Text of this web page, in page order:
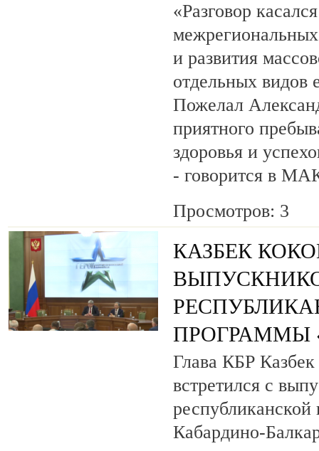
«Разговор
и развития
отдельных видов
Пожелал
приятного
здоровья и
- говорится в
Просмотров: 3
КАЗБЕК
ПРОГРАММЫ
Глава КБР Казбек
встретился с
Кабардино-